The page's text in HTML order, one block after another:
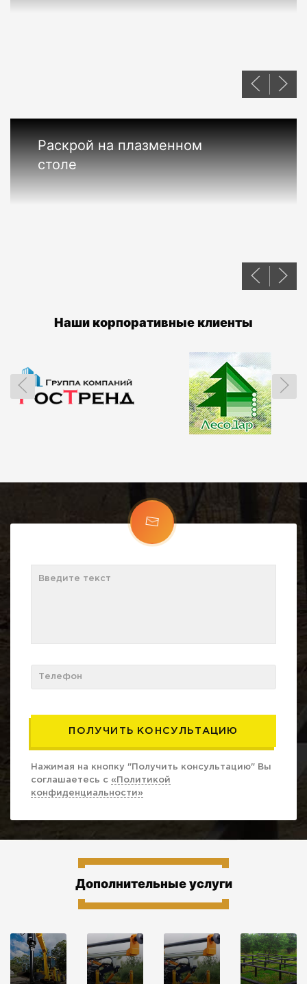
Раскрой на плазменном
столе
Наши корпоративные клиенты
Нажимая на кнопку "Получить консультацию" Вы
соглашаетесь с «Политикой
конфиденциальности»
Дополнительные услуги